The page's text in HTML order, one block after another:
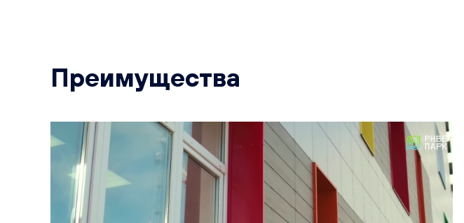
Преимущества